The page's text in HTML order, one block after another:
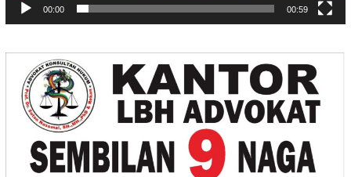
00:00 00:59